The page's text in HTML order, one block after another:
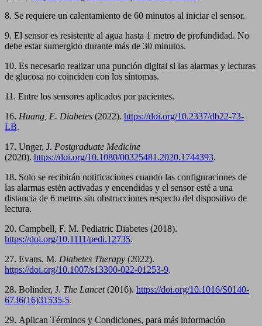
8. Se requiere un calentamiento de 60 minutos al iniciar el sensor.
9. El sensor es resistente al agua hasta 1 metro de profundidad. No
debe estar sumergido durante más de 30 minutos.
10. Es necesario realizar una punción digital si las alarmas y lecturas
de glucosa no coinciden con los síntomas.
11. Entre los sensores aplicados por pacientes.
16. Huang, E. Diabetes (2022). https://doi.org/10.2337/db22-73-
LB.
17. Unger, J. Postgraduate Medicine
(2020). https://doi.org/10.1080/00325481.2020.1744393.
18. Solo se recibirán notificaciones cuando las configuraciones de
las alarmas estén activadas y encendidas y el sensor esté a una
distancia de 6 metros sin obstrucciones respecto del dispositivo de
lectura.
20. Campbell, F. M. Pediatric Diabetes (2018).
https://doi.org/10.1111/pedi.12735.
27. Evans, M. Diabetes Therapy (2022).
https://doi.org/10.1007/s13300-022-01253-9.
28. Bolinder, J. The Lancet(2016). https://doi.org/10.1016/S0140-
6736(16)31535-5.
29. Aplican Términos y Condiciones, para más información